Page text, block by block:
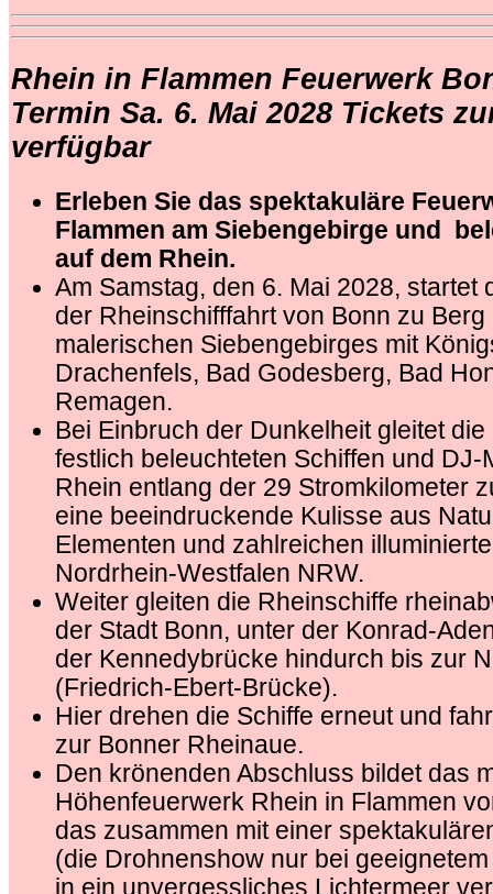
Rhein in Flammen Feuerwerk
Termin Sa. 6. Mai 2028 Tickets
verfügbar
Erleben Sie das spektakuläre
Flammen am Siebengebirge und
auf dem Rhein.
Am Samstag, den 6. Mai 2028, startet
der Rheinschifffahrt von Bonn zu
malerischen Siebengebirges mit
Drachenfels, Bad Godesberg, Bad
Remagen.
Bei Einbruch der Dunkelheit gleitet
festlich beleuchteten Schiffen und DJ-
Rhein entlang der 29 Stromkilometer
eine beeindruckende Kulisse aus
Elementen und zahlreichen
Nordrhein-Westfalen NRW.
Weiter gleiten die Rheinschiffe
der Stadt Bonn, unter der Konrad-
der Kennedybrücke hindurch bis zur
(Friedrich-Ebert-Brücke).
Hier drehen die Schiffe erneut und
zur Bonner Rheinaue.
Den krönenden Abschluss bildet das
Höhenfeuerwerk Rhein in Flammen
das zusammen mit einer
(die Drohnenshow nur bei
in ein unvergessliches Lichtermeer